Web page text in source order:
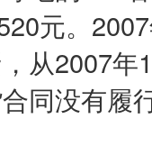
元。
从2007
同没有履